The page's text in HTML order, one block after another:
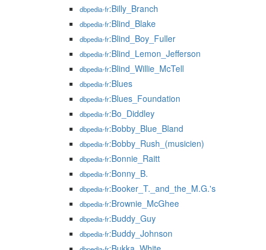
dbpedia-fr:Billy_Branch
dbpedia-fr:Blind_Blake
dbpedia-fr:Blind_Boy_Fuller
dbpedia-fr:Blind_Lemon_Jefferson
dbpedia-fr:Blind_Willie_McTell
dbpedia-fr:Blues
dbpedia-fr:Blues_Foundation
dbpedia-fr:Bo_Diddley
dbpedia-fr:Bobby_Blue_Bland
dbpedia-fr:Bobby_Rush_(musicien)
dbpedia-fr:Bonnie_Raitt
dbpedia-fr:Bonny_B.
dbpedia-fr:Booker_T._and_the_M.G.'s
dbpedia-fr:Brownie_McGhee
dbpedia-fr:Buddy_Guy
dbpedia-fr:Buddy_Johnson